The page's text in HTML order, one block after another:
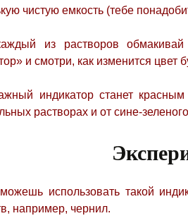
чистую емкость (тебе
из растворов
и смотри, как изменится цвет
индикатор станет
растворах и от сине-
использовать такой
например, чернил.